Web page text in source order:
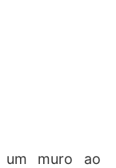
um muro ao